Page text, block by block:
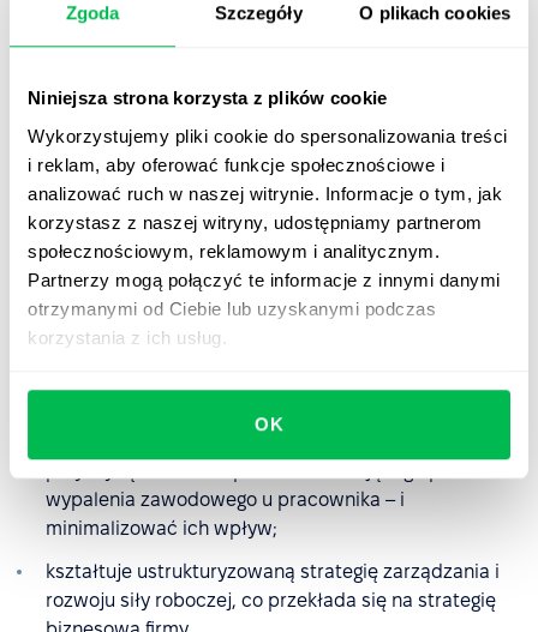
Zgoda Szczegóły O plikach cookies
Niniejsza strona korzysta z plików cookie
Wykorzystujemy pliki cookie do spersonalizowania treści
i reklam, aby oferować funkcje społecznościowe i
analizować ruch w naszej witrynie. Informacje o tym, jak
korzystasz z naszej witryny, udostępniamy partnerom
społecznościowym, reklamowym i analitycznym.
Partnerzy mogą połączyć te informacje z innymi danymi
otrzymanymi od Ciebie lub uzyskanymi podczas
korzystania z ich usług.
OK
firmę?
problemów pracowniczych, przez co istotnie wpływa na
innych korzyści, m.in.:
wprowadza jasną strukturę talentów i potencjałów
wszystkich pracowników;
ułatwia zidentyfikowanie „blokerów”, które utrudniają
organiczny rozwój pracowników;
dostarcza danych, które pomagają firmie
wypalenia zawodowego u pracownika – i
minimalizować ich wpływ;
kształtuje ustrukturyzowaną strategię zarządzania i
rozwoju siły roboczej, co przekłada się na strategię